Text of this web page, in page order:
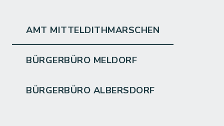
AMT MITTELDITHMARSCHEN
BÜRGERBÜRO MELDORF
BÜRGERBÜRO ALBERSDORF